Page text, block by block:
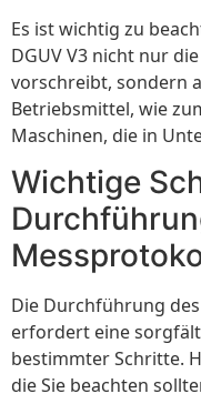
Es ist wichtig zu
DGUV V3 nicht nur
vorschreibt, sondern
Betriebsmittel, wie
Maschinen, die in
Wichtige
Die Durchführung
erfordert eine
bestimmter Schritte.
die Sie beachten